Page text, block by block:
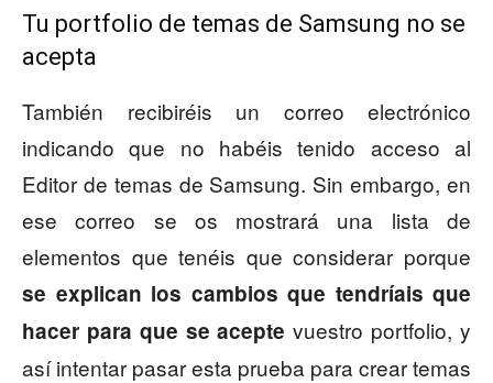
Tu portfolio de temas de Samsung no se
acepta
También recibiréis un correo electrónico
indicando que no habéis tenido acceso al
Editor de temas de Samsung. Sin embargo, en
ese correo se os mostrará una lista de
elementos que tenéis que considerar porque
se explican los cambios que tendríais que
hacer para que se acepte vuestro portfolio, y
así intentar pasar esta prueba para crear temas